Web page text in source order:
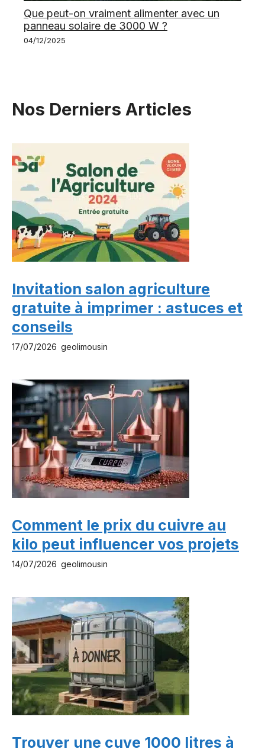
Que peut-on vraiment alimenter avec un
panneau solaire de 3000 W ?
04/12/2025
Nos Derniers Articles
Invitation salon agriculture
gratuite à imprimer : astuces et
conseils
17/07/2026 geolimousin
Comment le prix du cuivre au
kilo peut influencer vos projets
14/07/2026 geolimousin
Trouver une cuve 1000 litres à